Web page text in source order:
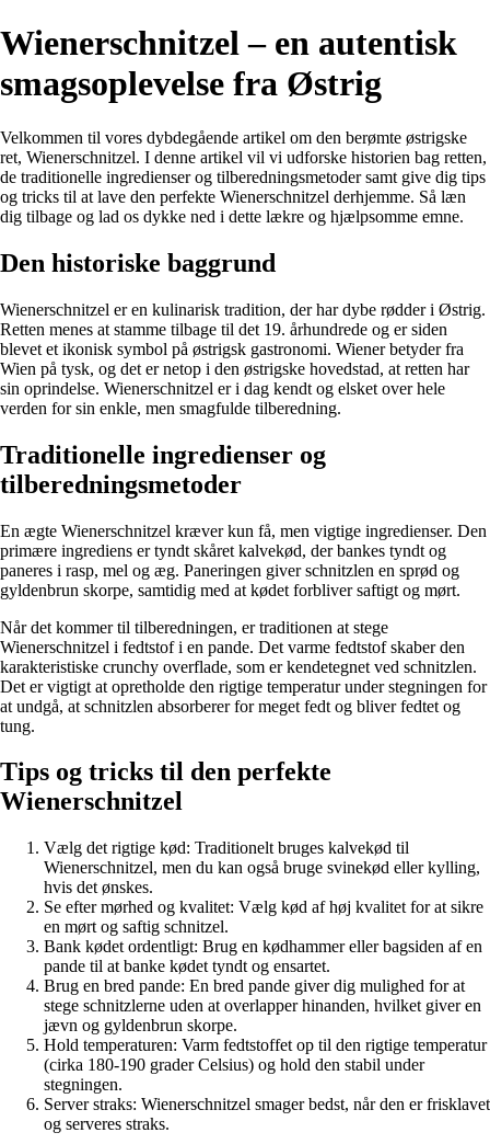
Wienerschnitzel – en autentisk
smagsoplevelse fra Østrig
Velkommen til vores dybdegående artikel om den berømte østrigske
ret, Wienerschnitzel. I denne artikel vil vi udforske historien bag retten,
de traditionelle ingredienser og tilberedningsmetoder samt give dig tips
og tricks til at lave den perfekte Wienerschnitzel derhjemme. Så læn
dig tilbage og lad os dykke ned i dette lækre og hjælpsomme emne.
Den historiske baggrund
Wienerschnitzel er en kulinarisk tradition, der har dybe rødder i Østrig.
Retten menes at stamme tilbage til det 19. århundrede og er siden
blevet et ikonisk symbol på østrigsk gastronomi. Wiener betyder fra
Wien på tysk, og det er netop i den østrigske hovedstad, at retten har
sin oprindelse. Wienerschnitzel er i dag kendt og elsket over hele
verden for sin enkle, men smagfulde tilberedning.
Traditionelle ingredienser og
tilberedningsmetoder
En ægte Wienerschnitzel kræver kun få, men vigtige ingredienser. Den
primære ingrediens er tyndt skåret kalvekød, der bankes tyndt og
paneres i rasp, mel og æg. Paneringen giver schnitzlen en sprød og
gyldenbrun skorpe, samtidig med at kødet forbliver saftigt og mørt.
Når det kommer til tilberedningen, er traditionen at stege
Wienerschnitzel i fedtstof i en pande. Det varme fedtstof skaber den
karakteristiske crunchy overflade, som er kendetegnet ved schnitzlen.
Det er vigtigt at opretholde den rigtige temperatur under stegningen for
at undgå, at schnitzlen absorberer for meget fedt og bliver fedtet og
tung.
Tips og tricks til den perfekte
Wienerschnitzel
Vælg det rigtige kød: Traditionelt bruges kalvekød til
Wienerschnitzel, men du kan også bruge svinekød eller kylling,
hvis det ønskes.
Se efter mørhed og kvalitet: Vælg kød af høj kvalitet for at sikre
en mørt og saftig schnitzel.
Bank kødet ordentligt: Brug en kødhammer eller bagsiden af en
pande til at banke kødet tyndt og ensartet.
Brug en bred pande: En bred pande giver dig mulighed for at
stege schnitzlerne uden at overlapper hinanden, hvilket giver en
jævn og gyldenbrun skorpe.
Hold temperaturen: Varm fedtstoffet op til den rigtige temperatur
(cirka 180-190 grader Celsius) og hold den stabil under
stegningen.
Server straks: Wienerschnitzel smager bedst, når den er frisklavet
og serveres straks.